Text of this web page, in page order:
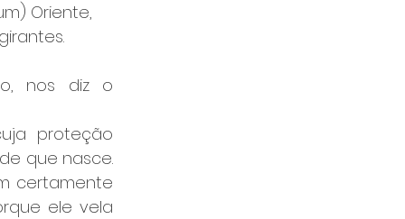
Oriente,
nos diz o
proteção
que nasce.
certamente
ele vela